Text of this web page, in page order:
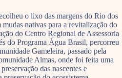
o lixo das margens do Rio dos
nativas para a revitalização do
do Centro Regional de Assessoria
do Programa Água Brasil, percorreu
Gameleira, passado pela
Almas, onde foi feita uma
das nascentes e